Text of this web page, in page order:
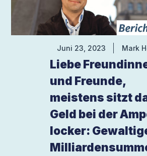
Juni 23, 2023 Mark
Liebe
und Freunde,
meistens sitzt
Geld bei der
locker: